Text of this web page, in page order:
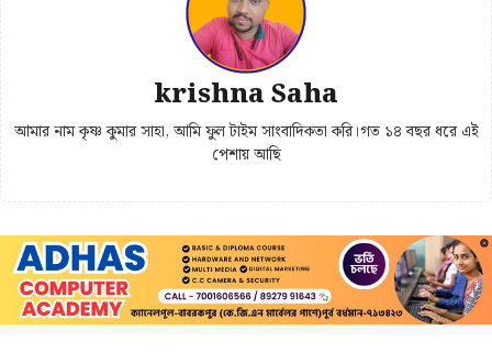
krishna Saha
আমার নাম কৃষ্ণ কুমার সাহা, আমি ফুল টাইম সাংবাদিকতা করি।গত ১৪ বছর ধরে এই
পেশায় আছি